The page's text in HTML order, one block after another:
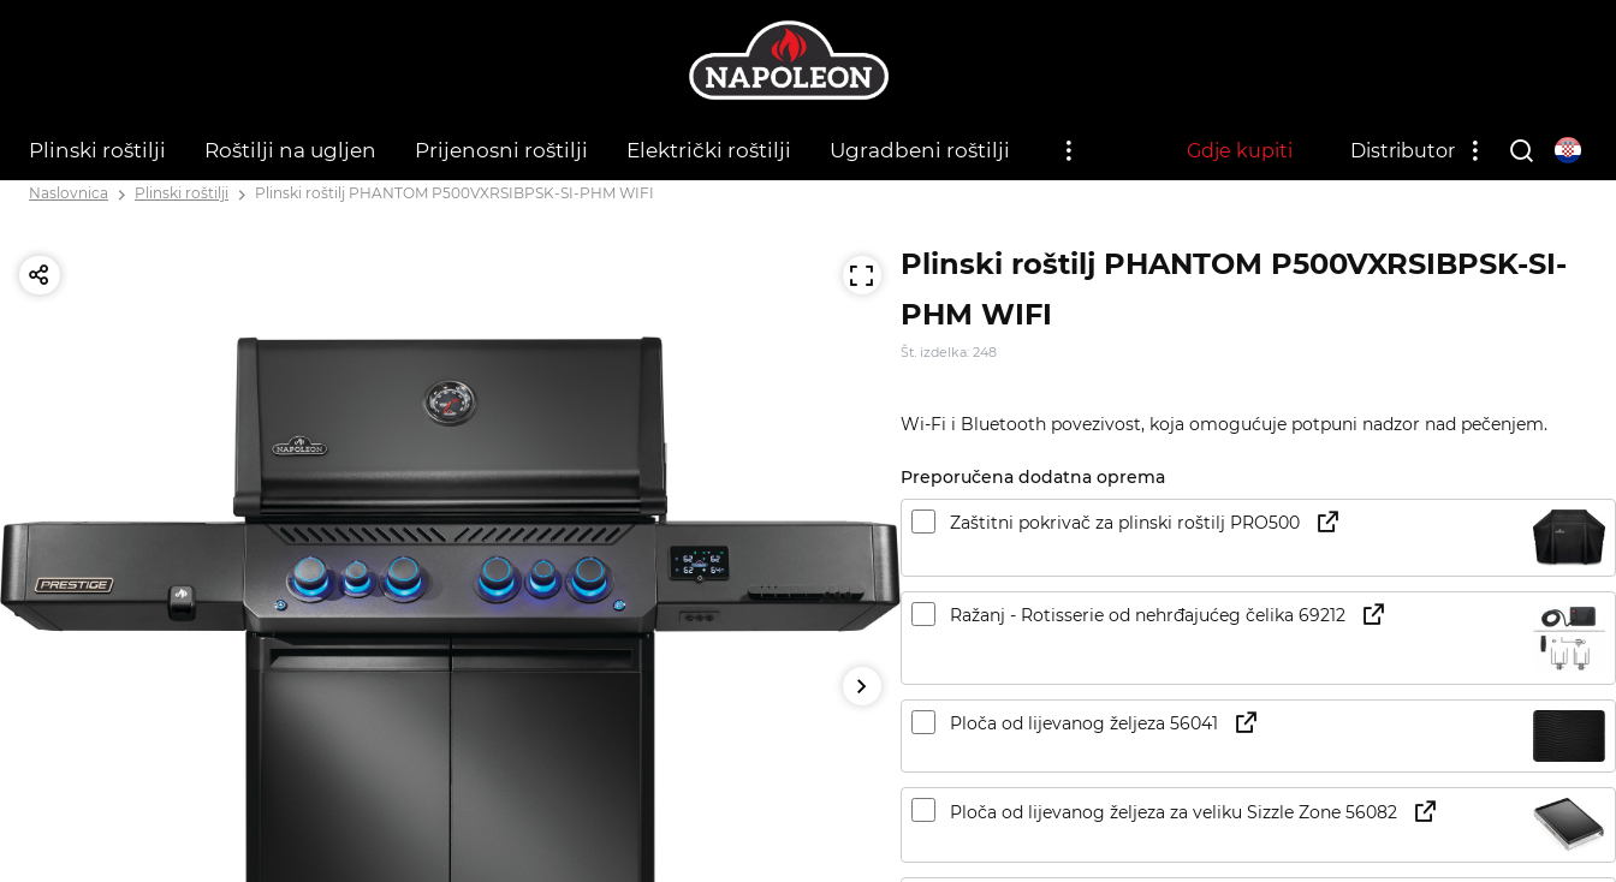
Plinski roštilji Roštilji na ugljen Prijenosni roštilji Električki roštilji Ugradbeni roštilji Gdje kupiti Distributor
Naslovnica Plinski roštilji Plinski roštilj PHANTOM P500VXRSIBPSK-SI-PHM WIFI
Plinski roštilj PHANTOM P500VXRSIBPSK-SI-
PHM WIFI
Št. izdelka: 248
Wi-Fi i Bluetooth povezivost, koja omogućuje potpuni nadzor nad pečenjem.
Preporučena dodatna oprema
Zaštitni pokrivač za plinski roštilj PRO500
Ražanj - Rotisserie od nehrđajućeg čelika 69212
Ploča od lijevanog željeza 56041
Ploča od lijevanog željeza za veliku Sizzle Zone 56082